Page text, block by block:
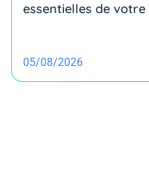
essentielles de
05/08/2026